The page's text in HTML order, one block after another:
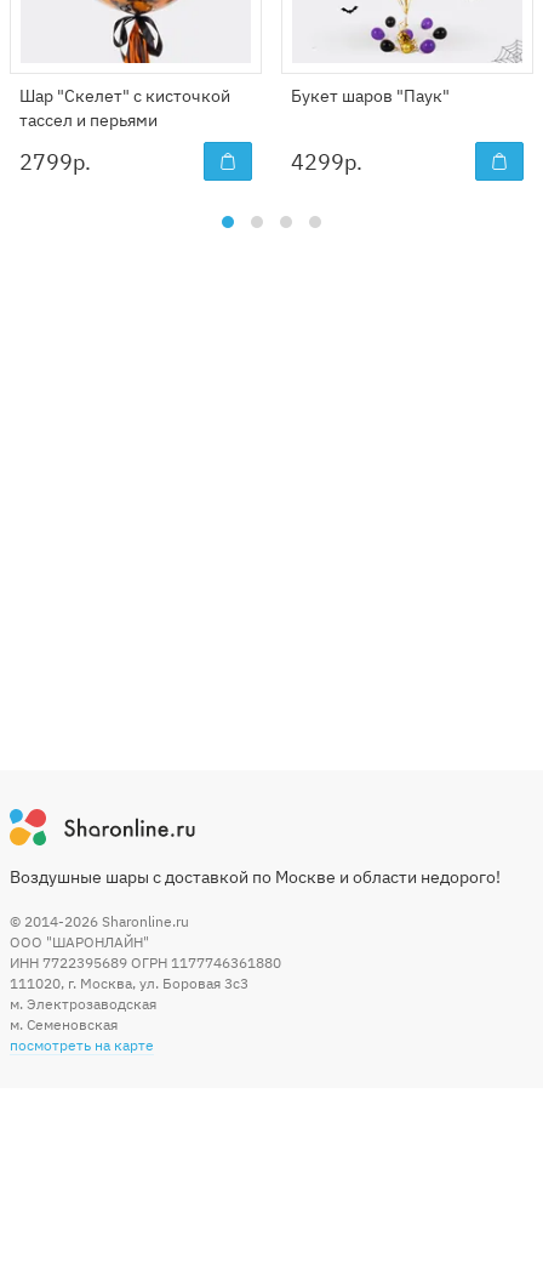
Шар "Скелет" с кисточкой
тассел и перьями
2799р.
Букет шаров "Паук"
4299р.
Воздушные шары с доставкой по Москве и области недорого!
© 2014-2026 Sharonline.ru
ООО "ШАРОНЛАЙН"
ИНН 7722395689 ОГРН 1177746361880
111020, г. Москва, ул. Боровая 3c3
м. Электрозаводская
м. Семеновская
посмотреть на карте